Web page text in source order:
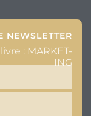
NEWSLETTER
: MARKET-
ING